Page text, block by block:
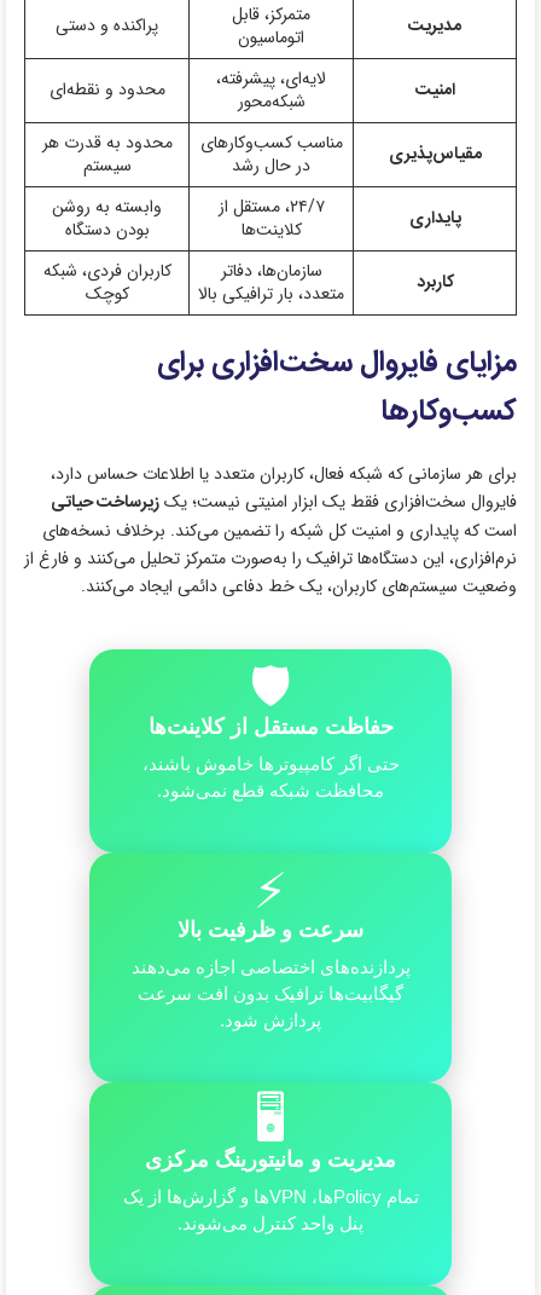
مدیریت
متمرکز، قابل
اتوماسیون
پراکنده و دستی
امنیت
لایه‌ای، پیشرفته،
شبکه‌محور
محدود و نقطه‌ای
مقیاس‌پذیری
مناسب کسب‌وکارهای
در حال رشد
محدود به قدرت هر
سیستم
پایداری
۲۴/۷، مستقل از
کلاینت‌ها
وابسته به روشن
بودن دستگاه
کاربرد
سازمان‌ها، دفاتر
متعدد، بار ترافیکی بالا
کاربران فردی، شبکه
کوچک
مزایای فایروال سخت‌افزاری برای
کسب‌وکارها
برای هر سازمانی که شبکه فعال، کاربران متعدد یا اطلاعات حساس دارد،
فایروال سخت‌افزاری فقط یک ابزار امنیتی نیست؛ یکزیرساخت حیاتی
است که پایداری و امنیت کل شبکه را تضمین می‌کند. برخلاف نسخه‌های
نرم‌افزاری، این دستگاه‌ها ترافیک را به‌صورت متمرکز تحلیل می‌کنند و فارغ از
وضعیت سیستم‌های کاربران، یک خط دفاعی دائمی ایجاد می‌کنند.
🛡️
حفاظت مستقل از کلاینت‌ها
حتی اگر کامپیوترها خاموش باشند،
محافظت شبکه قطع نمی‌شود.
⚡
سرعت و ظرفیت بالا
پردازنده‌های اختصاصی اجازه می‌دهند
گیگابیت‌ها ترافیک بدون افت سرعت
پردازش شود.
🖥️
مدیریت و مانیتورینگ مرکزی
تمام Policyها، VPNها و گزارش‌ها از یک
پنل واحد کنترل می‌شوند.